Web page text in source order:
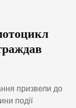
призвели до
події